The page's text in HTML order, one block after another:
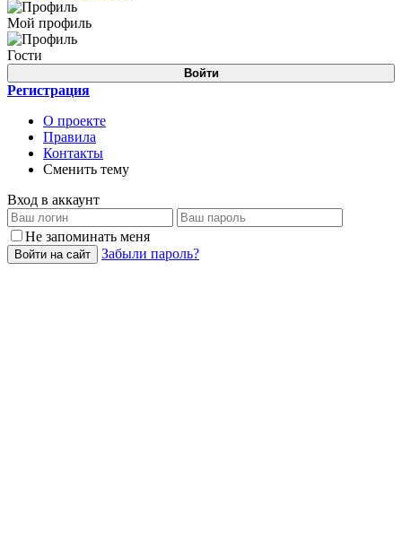
Мой профиль
Гости
Войти
Регистрация
О проекте
Правила
Контакты
Сменить тему
Вход в аккаунт
Не запоминать меня
Войти на сайт Забыли пароль?